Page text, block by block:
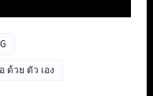
ด้วย ตัว เอง